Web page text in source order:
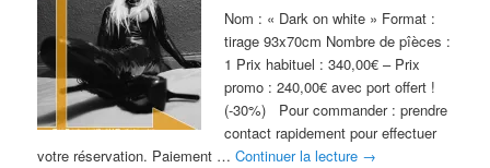
Nom : « Dark on white » Format :
tirage 93x70cm Nombre de pîèces :
1 Prix habituel : 340,00€ – Prix
promo : 240,00€ avec port offert !
(-30%) Pour commander : prendre
contact rapidement pour effectuer
votre réservation. Paiement …Continuer la lecture →